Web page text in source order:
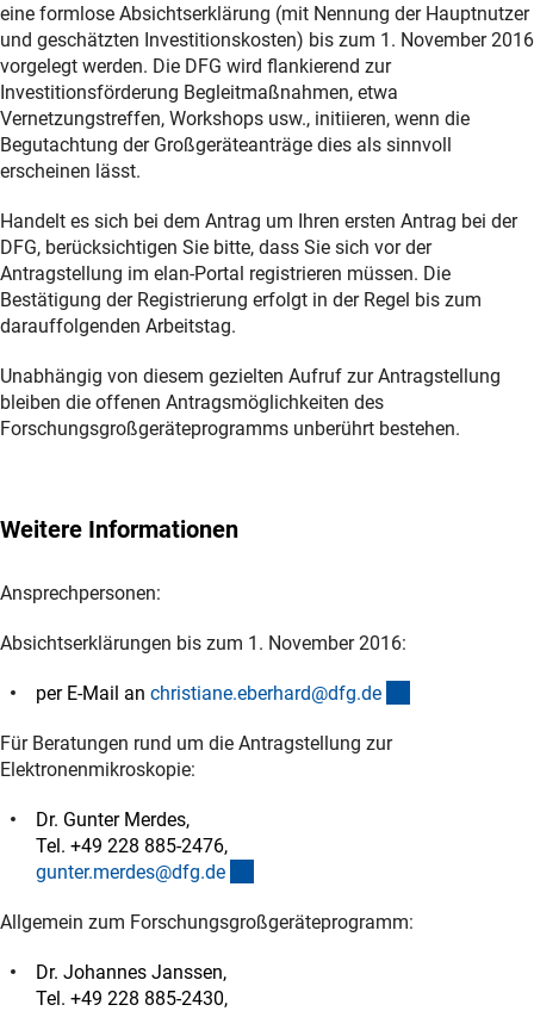
eine formlose Absichtserklärung (mit Nennung der Hauptnutzer
und geschätzten Investitionskosten) bis zum 1. November 2016
vorgelegt werden. Die DFG wird flankierend zur
Investitionsförderung Begleitmaßnahmen, etwa
Vernetzungstreffen, Workshops usw., initiieren, wenn die
Begutachtung der Großgeräteanträge dies als sinnvoll
erscheinen lässt.
Handelt es sich bei dem Antrag um Ihren ersten Antrag bei der
DFG, berücksichtigen Sie bitte, dass Sie sich vor der
Antragstellung im elan-Portal registrieren müssen. Die
Bestätigung der Registrierung erfolgt in der Regel bis zum
darauffolgenden Arbeitstag.
Unabhängig von diesem gezielten Aufruf zur Antragstellung
bleiben die offenen Antragsmöglichkeiten des
Forschungsgroßgeräteprogramms unberührt bestehen.
Weitere Informationen
Ansprechpersonen:
Absichtserklärungen bis zum 1. November 2016:
per E-Mail an christiane.eberhard@dfg.de
Für Beratungen rund um die Antragstellung zur
Elektronenmikroskopie:
Dr. Gunter Merdes,
Tel. +49 228 885-2476,
gunter.merdes@dfg.de
Allgemein zum Forschungsgroßgeräteprogramm:
Dr. Johannes Janssen,
Tel. +49 228 885-2430,